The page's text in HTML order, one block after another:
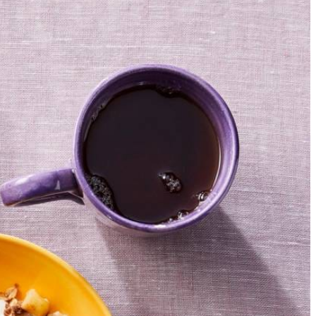
4
1 el bloem en 2 el rietsuiker (per 4 personen). Doe
in blokjes. Meng de verkruimelde kruidnoten met de rest van
de andere ingrediënten.